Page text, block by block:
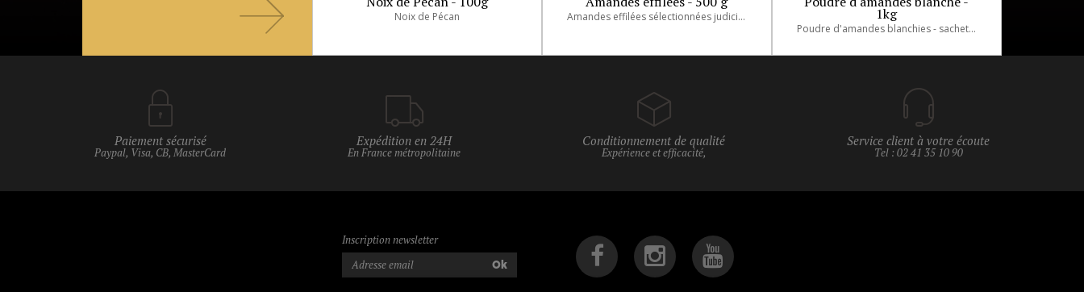
Noix de Pécan Amandes effilées sélectionnées judicieusement. 1kg
Poudre d'amandes blanchies - sachet de 1kg
Paiement sécurisé
Paypal, Visa, CB, MasterCard
Expédition en 24H
En France métropolitaine
Conditionnement de qualité
Expérience et efficacité,
Service client à votre écoute
Tel : 02 41 35 10 90
Inscription newsletter
Ok